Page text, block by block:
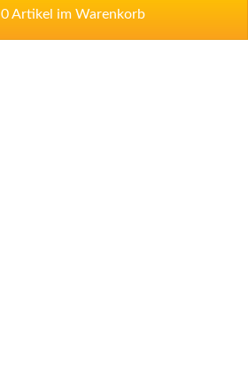
0 Artikel im Warenkorb